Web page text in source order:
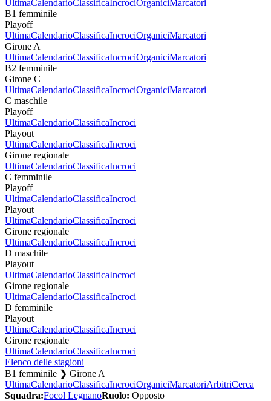
UltimaCalendarioClassificaIncrociOrganiciMarcatori
B1 femminile
Playoff
UltimaCalendarioClassificaIncrociOrganiciMarcatori
Girone A
UltimaCalendarioClassificaIncrociOrganiciMarcatori
B2 femminile
Girone C
UltimaCalendarioClassificaIncrociOrganiciMarcatori
C maschile
Playoff
UltimaCalendarioClassificaIncroci
Playout
UltimaCalendarioClassificaIncroci
Girone regionale
UltimaCalendarioClassificaIncroci
C femminile
Playoff
UltimaCalendarioClassificaIncroci
Playout
UltimaCalendarioClassificaIncroci
Girone regionale
UltimaCalendarioClassificaIncroci
D maschile
Playout
UltimaCalendarioClassificaIncroci
Girone regionale
UltimaCalendarioClassificaIncroci
D femminile
Playout
UltimaCalendarioClassificaIncroci
Girone regionale
UltimaCalendarioClassificaIncroci
Elenco delle stagioni
B1 femminile ❯ Girone A
UltimaCalendarioClassificaIncrociOrganiciMarcatoriArbitriCerca
Squadra:Focol LegnanoRuolo: Opposto